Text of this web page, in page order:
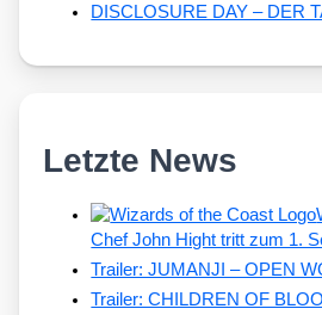
DISCLOSURE DAY – DER
Letzte News
Chef John Hight tritt zum 1.
Trailer: JUMANJI – OPEN
Trailer: CHILDREN OF